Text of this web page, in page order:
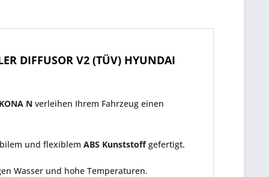
DIFFUSOR V2 (TÜV) HYUNDAI
N verleihen Ihrem Fahrzeug einen
und flexiblem ABS Kunststoffgefertigt.
Wasser und hohe Temperaturen.